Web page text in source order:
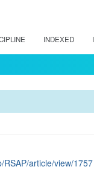
INDEXED
article/view/1757